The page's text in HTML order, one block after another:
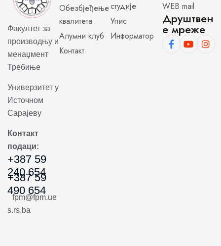
Факултет за
производњу и
менаџмент
Требиње
Универзитет у
Источном
Сарајеву
Контакт
подаци:
+387 59
240 654
+387 59
490 654
fpm@fpm.ue
s.rs.ba
Обезбјеђење
квалитета
Алумни клуб
Контакт
студије
Упис
Информатор
WEB mail
Друштвен
е мреже